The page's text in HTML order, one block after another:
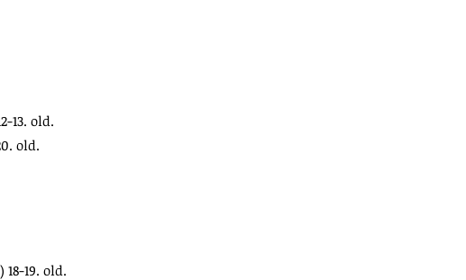
13. old.
old.
18-19. old.